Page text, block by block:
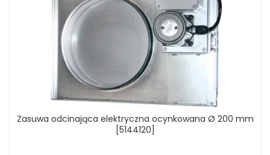
Zasuwa odcinająca elektryczna ocynkowana Ø 200 mm
[5144120]